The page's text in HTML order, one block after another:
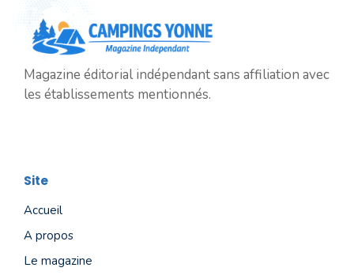
Magazine éditorial indépendant sans affiliation avec
les établissements mentionnés.
Site
Accueil
A propos
Le magazine